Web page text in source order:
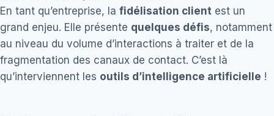
En tant qu’entreprise, la fidélisation client est un
grand enjeu. Elle présente quelques défis, notamment
au niveau du volume d’interactions à traiter et de la
fragmentation des canaux de contact. C’est là
qu’interviennent les outils d’intelligence artificielle !